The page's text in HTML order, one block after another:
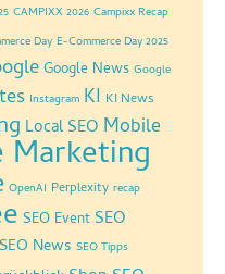
CAMPIXX 2026 Campixx Recap
Day E-Commerce Day 2025
Google News Google
Instagram KI KI News
Local SEO Mobile
Marketing
OpenAI Perplexity recap
SEO Event SEO
SEO News SEO Tipps